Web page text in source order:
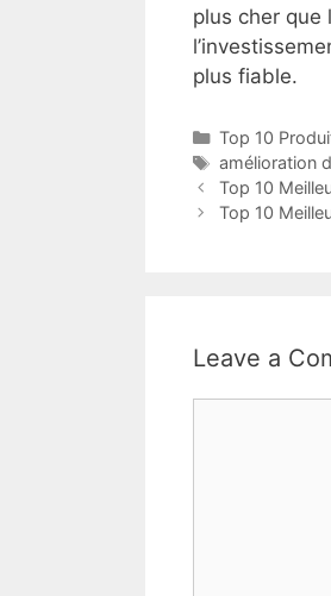
plus cher que
plus fiable.
Top 10
amélioration
Top 10
Top 10
Leave a